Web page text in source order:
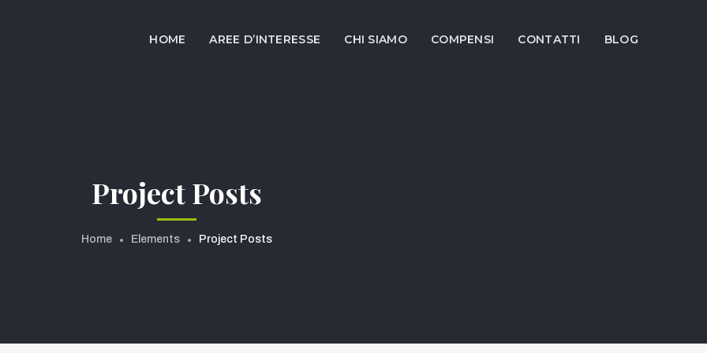
HOME AREE D’INTERESSE CHI SIAMO COMPENSI CONTATTI BLOG
Project Posts
Home Elements Project Posts